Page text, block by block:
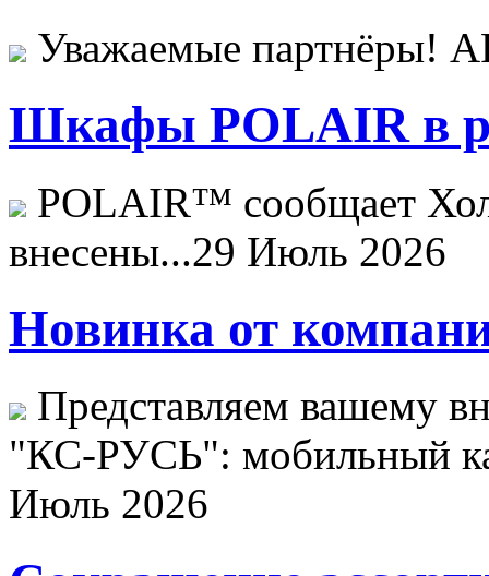
Уважаемые
Шкафы POLAIR в
POLAIR™ сообщает
внесены...29 Июль 2026
Новинка от
Представляем вашему
"КС-РУСЬ": мобильный
Июль 2026